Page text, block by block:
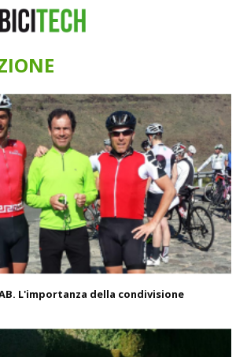
L'importanza della condivisione